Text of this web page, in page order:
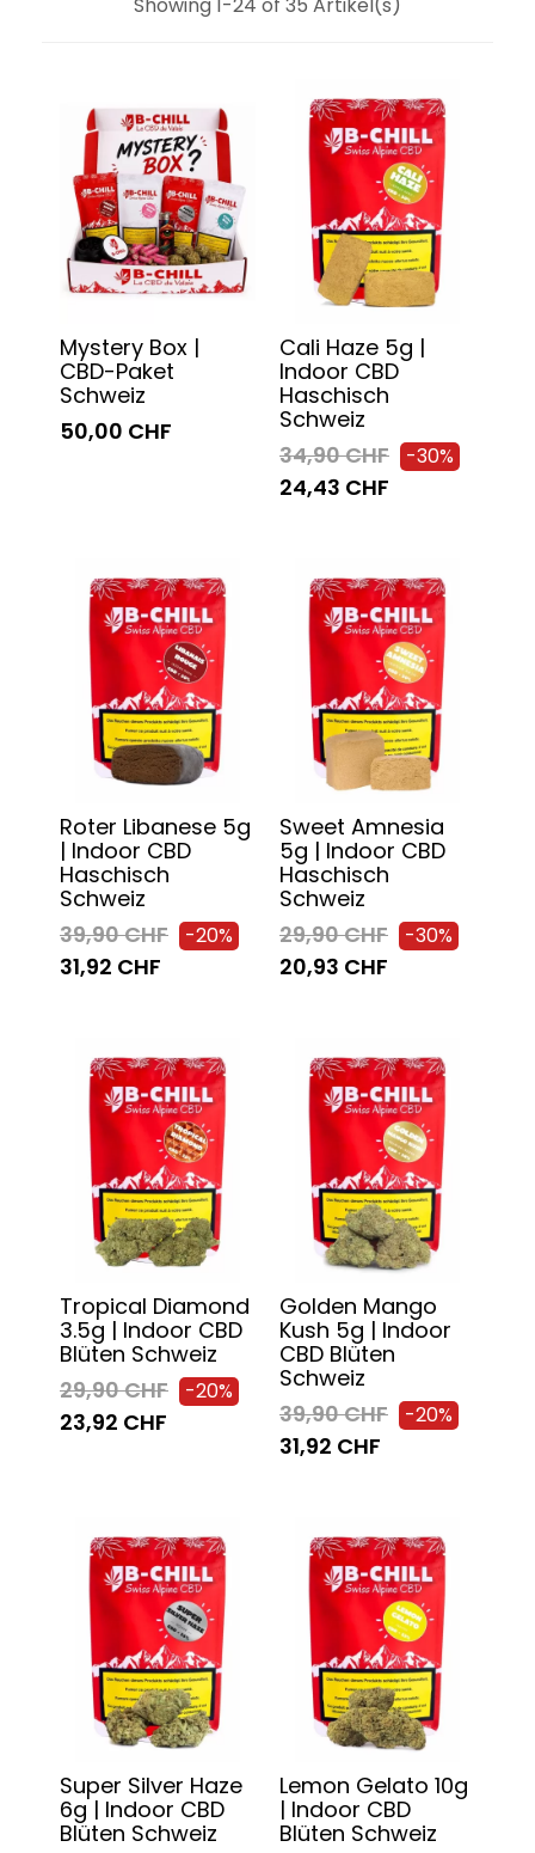
Mystery Box |
CBD-Paket
Schweiz
50,00 CHF
Cali Haze 5g |
Indoor CBD
Haschisch
Schweiz
34,90 CHF
-30%
24,43 CHF
Roter Libanese 5g
| Indoor CBD
Haschisch
Schweiz
39,90 CHF
-20%
31,92 CHF
Sweet Amnesia
5g | Indoor CBD
Haschisch
Schweiz
29,90 CHF
-30%
20,93 CHF
Tropical Diamond
3.5g | Indoor CBD
Blüten Schweiz
29,90 CHF
-20%
23,92 CHF
Golden Mango
Kush 5g | Indoor
CBD Blüten
Schweiz
39,90 CHF
-20%
31,92 CHF
Super Silver Haze
6g | Indoor CBD
Blüten Schweiz
Lemon Gelato 10g
| Indoor CBD
Blüten Schweiz